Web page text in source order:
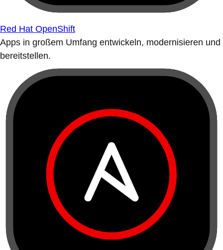
Red Hat OpenShift
Apps in großem Umfang entwickeln, modernisieren und
bereitstellen.